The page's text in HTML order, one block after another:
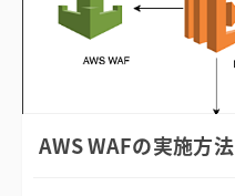
AWS WAFの実施方法